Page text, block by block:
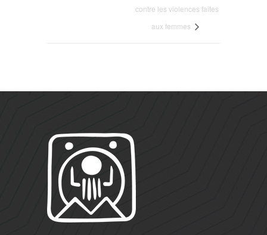
contre les violences faites
aux femmes